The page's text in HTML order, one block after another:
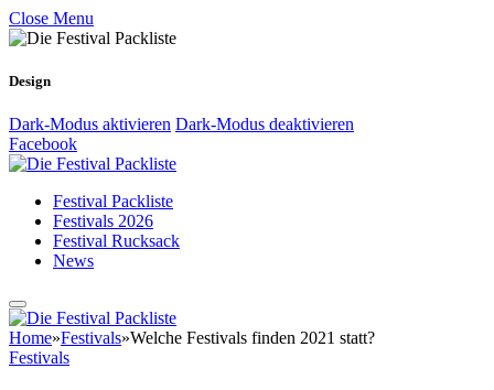
Close Menu
Design
Dark-Modus aktivieren Dark-Modus deaktivieren
Facebook
Festival Packliste
Festivals 2026
Festival Rucksack
News
Home»Festivals»Welche Festivals finden 2021 statt?
Festivals